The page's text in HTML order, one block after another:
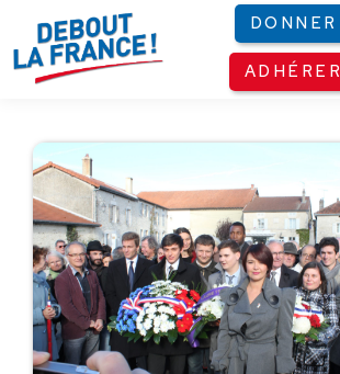
DONNER
ADHÉRER
Panneau de gestion des cookies